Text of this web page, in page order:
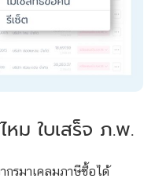
ม ใบเสร็จ ภ.พ.
กรมาเคลมภาษีซื้อได้